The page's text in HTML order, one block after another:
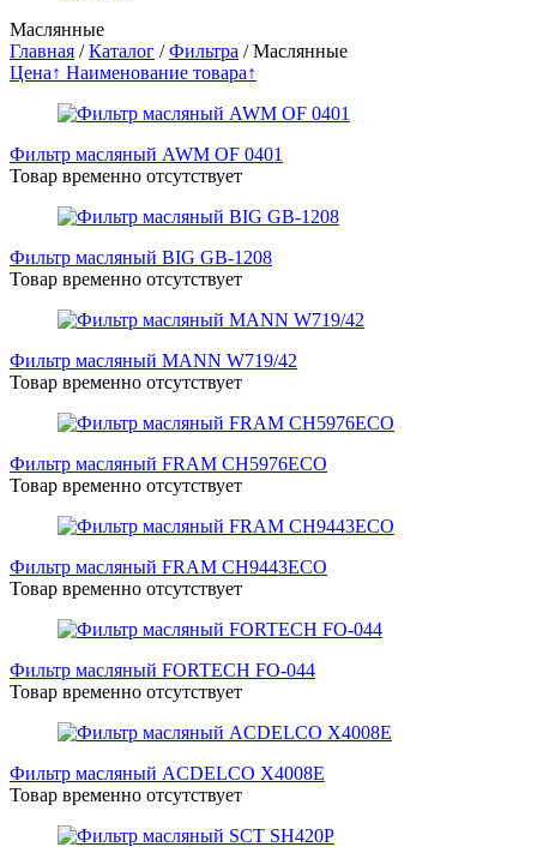
Маслянные
Главная /Каталог /Фильтра /Маслянные
Цена↑ Наименование товара↑
Фильтр масляный AWM OF 0401
Товар временно отсутствует
Фильтр масляный BIG GB-1208
Товар временно отсутствует
Фильтр масляный MANN W719/42
Товар временно отсутствует
Фильтр масляный FRAM СН5976ЕСО
Товар временно отсутствует
Фильтр масляный FRAM СН9443ЕСО
Товар временно отсутствует
Фильтр масляный FORTECH FO-044
Товар временно отсутствует
Фильтр масляный ACDELCO X4008E
Товар временно отсутствует